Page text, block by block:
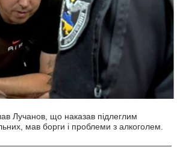
Лучанов, що наказав підлеглим
мав борги і проблеми з алкоголем.